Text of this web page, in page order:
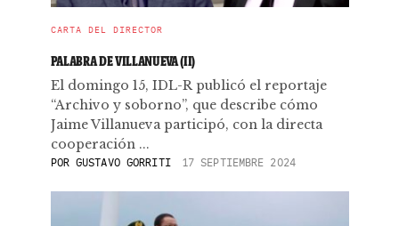
CARTA DEL DIRECTOR
PALABRA DE VILLANUEVA (II)
El domingo 15, IDL-R publicó el reportaje
“Archivo y soborno”, que describe cómo
Jaime Villanueva participó, con la directa
cooperación ...
POR GUSTAVO GORRITI 17 SEPTIEMBRE 2024